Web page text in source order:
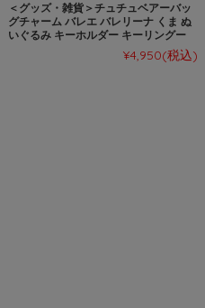
＜グッズ・雑貨＞チュチュベアーバッ
グチャーム バレエ バレリーナ くま ぬ
いぐるみ キーホルダー キーリングー
¥4,950(税込)